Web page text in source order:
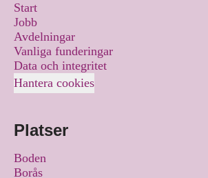
Start
Jobb
Avdelningar
Vanliga funderingar
Data och integritet
Hantera cookies
Platser
Boden
Borås